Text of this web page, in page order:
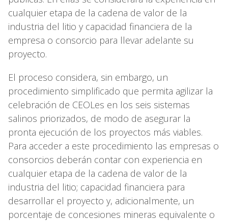
cualquier etapa de la cadena de valor de la
industria del litio y capacidad financiera de la
empresa o consorcio para llevar adelante su
proyecto.
El proceso considera, sin embargo, un
procedimiento simplificado que permita agilizar la
celebración de CEOLes en los seis sistemas
salinos priorizados, de modo de asegurar la
pronta ejecución de los proyectos más viables.
Para acceder a este procedimiento las empresas o
consorcios deberán contar con experiencia en
cualquier etapa de la cadena de valor de la
industria del litio; capacidad financiera para
desarrollar el proyecto y, adicionalmente, un
porcentaje de concesiones mineras equivalente o